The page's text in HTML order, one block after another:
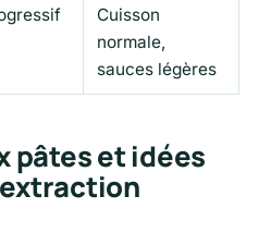
Cuisson
normale,
sauces légères
pâtes et idées